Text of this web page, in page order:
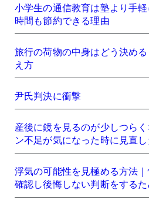
小学生の通信教育は塾より手
時間も節約できる理由
旅行の荷物の中身はどう決め
え方
尹氏判決に衝撃
産後に鏡を見るのが少しつら
ン不足が気になった時に見直し
浮気の可能性を見極める方法
確認し後悔しない判断をする